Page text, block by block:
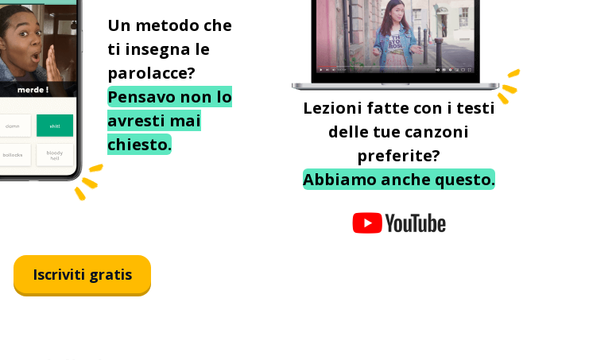
Un metodo che
ti insegna le
parolacce?
Pensavo non lo
avresti mai
chiesto.
Lezioni fatte con i testi
delle tue canzoni
preferite?
Abbiamo anche questo.
Iscriviti gratis